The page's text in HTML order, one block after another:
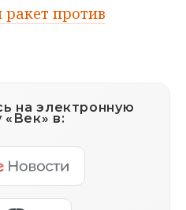
против
на электронную
«Век» в: